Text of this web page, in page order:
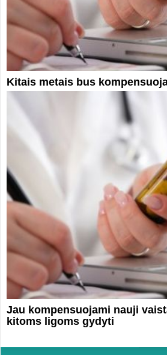
Kitais metais bus
Jau kompensuojami nauji
kitoms ligoms gydyti